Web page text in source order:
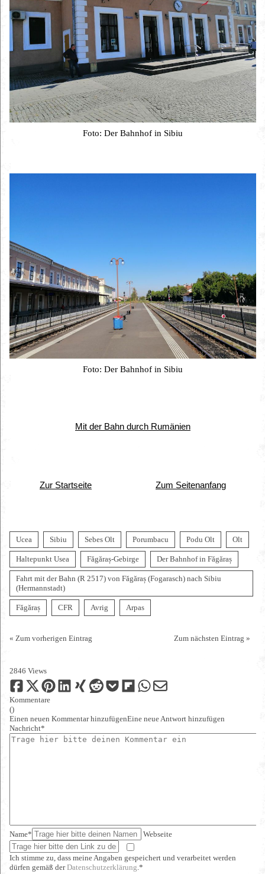
Foto: Der Bahnhof in Sibiu
Foto: Der Bahnhof in Sibiu
Mit der Bahn durch Rumänien
Zur Startseite Zum Seitenanfang
Ucea Sibiu Sebes Olt Porumbacu Podu Olt Olt
Haltepunkt Usea Făgăraș-Gebirge Der Bahnhof in Făgăraș
Fahrt mit der Bahn (R 2517) von Făgăraș (Fogarasch) nach Sibiu
(Hermannstadt)
Făgăraș CFR Avrig Arpas
« Zum vorherigen Eintrag Zum nächsten Eintrag »
2846 Views
Kommentare
()
Einen neuen Kommentar hinzufügenEine neue Antwort hinzufügen
Nachricht*
Name* Webseite
Ich stimme zu, dass meine Angaben gespeichert und verarbeitet werden
dürfen gemäß derDatenschutzerklärung .*